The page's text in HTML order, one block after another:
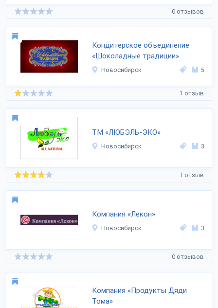
0 отзывов
Кондитерское объединение
«Шоколадные традиции»
Новосибирск 5
1 отзыв
ТМ «ЛЮБЭЛЬ-ЭКО»
Новосибирск 3
1 отзыв
Компания «Лекон»
Новосибирск 3
0 отзывов
Компания «Продукты Дяди
Тома»